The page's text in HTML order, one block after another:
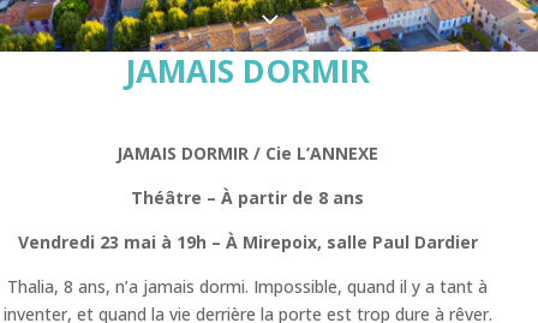
3
JAMAIS DORMIR
JAMAIS DORMIR / Cie L’ANNEXE
Théâtre – À partir de 8 ans
Vendredi 23 mai à 19h – À Mirepoix, salle Paul Dardier
Thalia, 8 ans, n’a jamais dormi. Impossible, quand il y a tant à
inventer, et quand la vie derrière la porte est trop dure à rêver.